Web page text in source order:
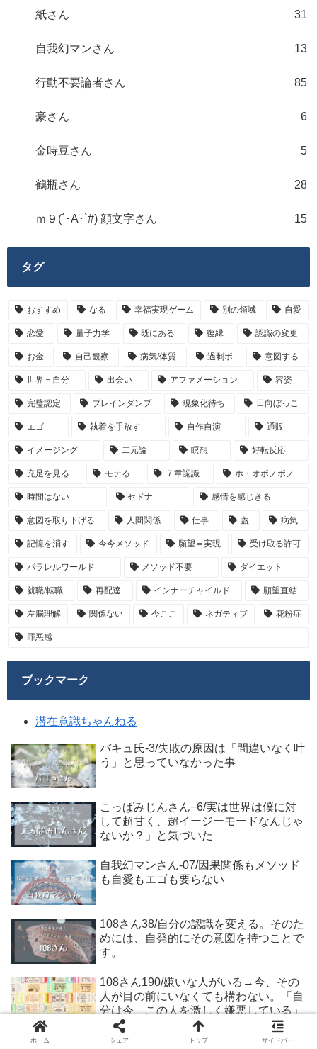
紙さん 31
自我幻マンさん 13
行動不要論者さん 85
豪さん 6
金時豆さん 5
鶴瓶さん 28
ｍ９(´･A･`#) 顔文字さん 15
タグ
おすすめ なる 幸福実現ゲーム 別の領域 自愛
恋愛 量子力学 既にある 復縁 認識の変更
お金 自己観察 病気/体質 過剰ポ 意図する
世界＝自分 出会い アファメーション 容姿
完璧認定 ブレインダンプ 現象化待ち 日向ぼっこ
エゴ 執着を手放す 自作自演 通販
イメージング 二元論 瞑想 好転反応
充足を見る モテる ７章認識 ホ・オポノポノ
時間はない セドナ 感情を感じきる
意図を取り下げる 人間関係 仕事 蓋 病気
記憶を消す 今今メソッド 願望＝実現 受け取る許可
パラレルワールド メソッド不要 ダイエット
就職/転職 再配達 インナーチャイルド 願望直結
左脳理解 関係ない 今ここ ネガティブ 花粉症
罪悪感
ブックマーク
潜在意識ちゃんねる
バキュ氏-3/失敗の原因は「間違いなく叶
う」と思っていなかった事
こっぱみじんさん−6/実は世界は僕に対
して超甘く、超イージーモードなんじゃ
ないか？」と気づいた
自我幻マンさん-07/因果関係もメソッド
も自愛もエゴも要らない
108さん38/自分の認識を変える。そのた
めには、自発的にその意図を持つことで
す。
108さん190/嫌いな人がいる→今、その
人が目の前にいなくても構わない。「自
分は今、この人を激しく嫌悪している」
その自分自身を感じてみる。
ホーム シェア トップ サイドバー